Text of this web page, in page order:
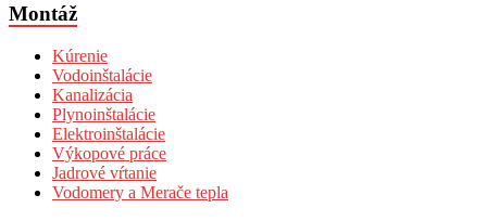
Montáž
Kúrenie
Vodoinštalácie
Kanalizácia
Plynoinštalácie
Elektroinštalácie
Výkopové práce
Jadrové vŕtanie
Vodomery a Merače tepla